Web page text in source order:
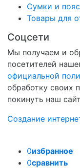
Сумки и
Товары для
Соцсети
Мы получаем и
посетителей
официальной
обработку своих
покинуть наш
Создание
0избранное
0сравнить